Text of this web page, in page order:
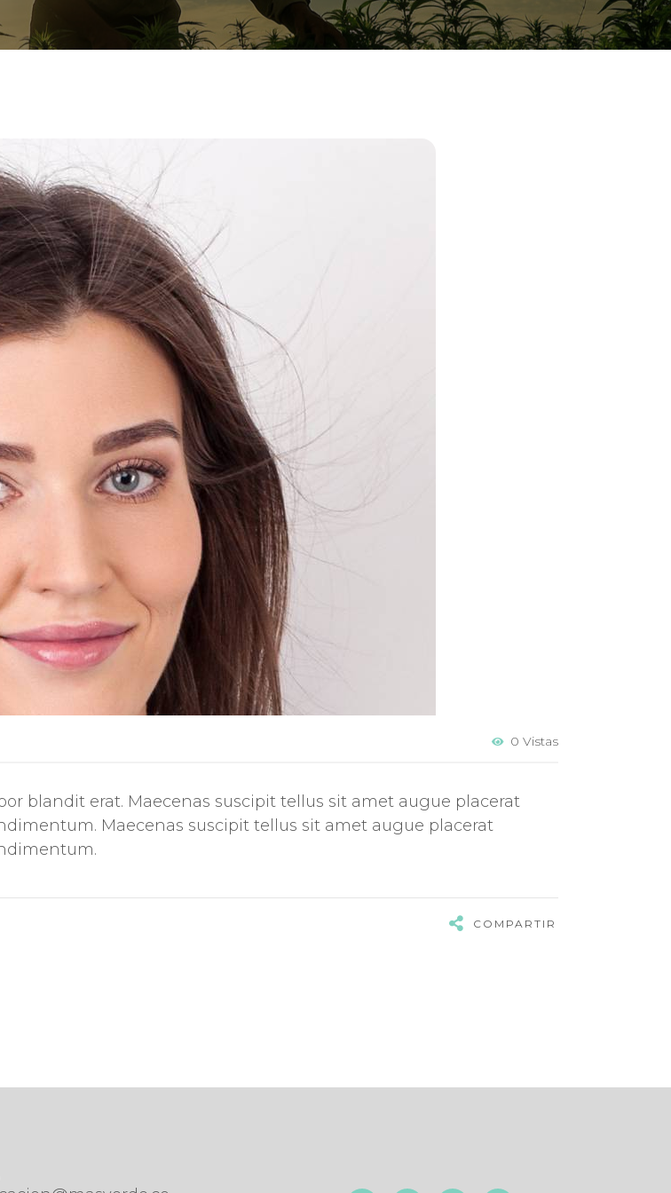
0 Vistas
blandit erat. Maecenas suscipit tellus sit amet augue placerat
Maecenas suscipit tellus sit amet augue placerat
COMPARTIR